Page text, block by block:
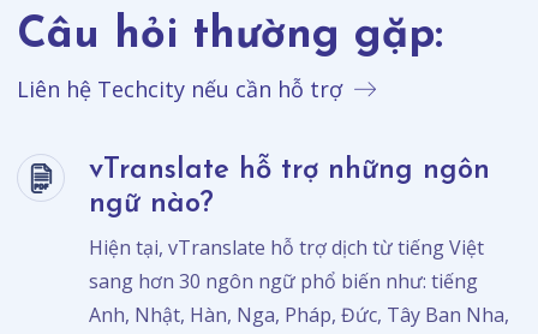
Câu hỏi thường gặp:
Liên hệ Techcity nếu cần hỗ trợ
vTranslate hỗ trợ những ngôn
ngữ nào?
Hiện tại, vTranslate hỗ trợ dịch từ tiếng Việt
sang hơn 30 ngôn ngữ phổ biến như: tiếng
Anh, Nhật, Hàn, Nga, Pháp, Đức, Tây Ban Nha,